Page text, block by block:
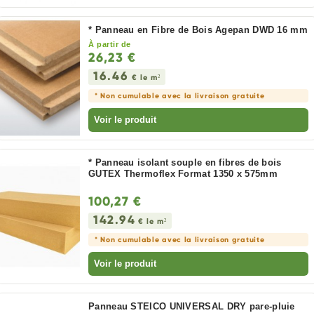
* Panneau en Fibre de Bois Agepan DWD 16 mm
À partir de
26,23 €
16.46 € le m²
* Non cumulable avec la livraison gratuite
Voir le produit
* Panneau isolant souple en fibres de bois
GUTEX Thermoflex Format 1350 x 575mm
100,27 €
142.94 € le m²
* Non cumulable avec la livraison gratuite
Voir le produit
Panneau STEICO UNIVERSAL DRY pare-pluie